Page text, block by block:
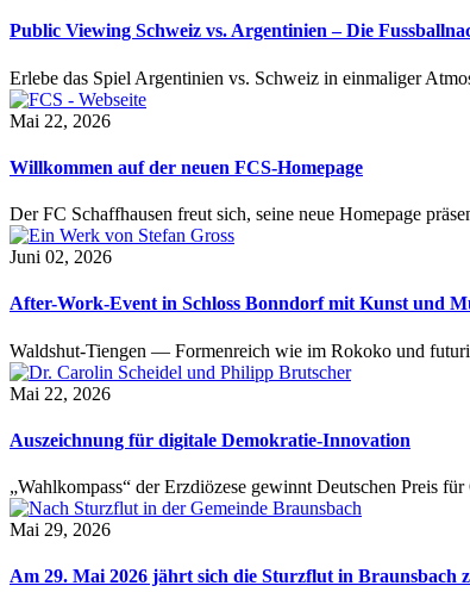
Public Viewing Schweiz vs. Argentinien – Die
Erlebe das Spiel Argentinien vs. Schweiz in einmaliger
Mai 22, 2026
Willkommen auf der neuen FCS-Homepage
Der FC Schaffhausen freut sich, seine neue Homepage
Juni 02, 2026
After-Work-Event in Schloss Bonndorf mit Kunst und
Waldshut-Tiengen — Formenreich wie im Rokoko und
Mai 22, 2026
Auszeichnung für digitale Demokratie-Innovation
„Wahlkompass“ der Erzdiözese gewinnt Deutschen Preis
Mai 29, 2026
Am 29. Mai 2026 jährt sich die Sturzflut in Braunsbach